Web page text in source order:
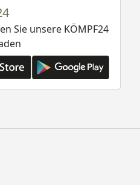
Sie unsere KÖMPF24